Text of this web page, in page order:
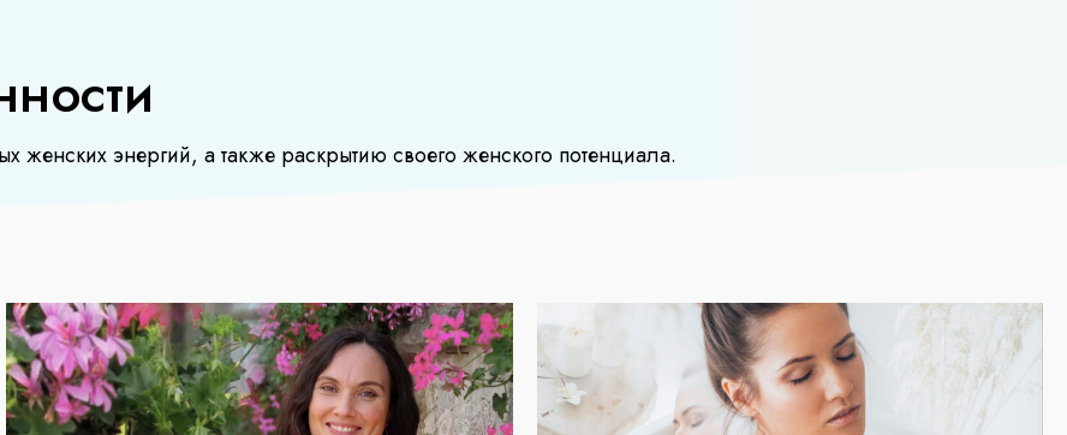
энергий, а также раскрытию своего женского потенциала.